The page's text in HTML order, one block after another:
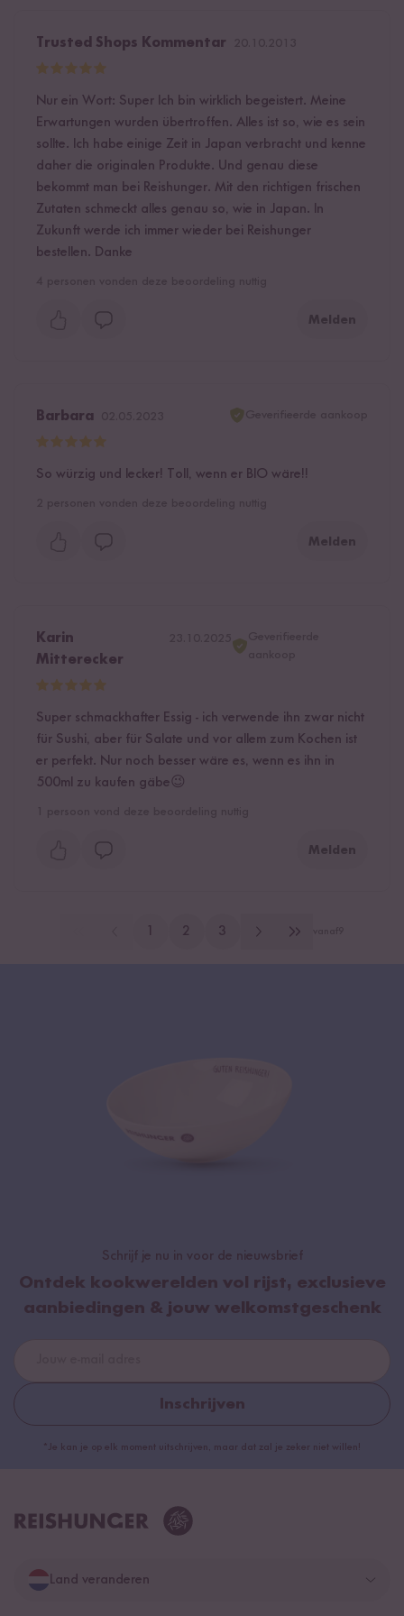
Trusted Shops Kommentar
Nur ein Wort: Super Ich bin wirklich begeistert. Meine
Erwartungen wurden übertroffen. Alles ist so, wie es sein
sollte. Ich habe einige Zeit in Japan verbracht und kenne
daher die originalen Produkte. Und genau diese
bekommt man bei Reishunger. Mit den richtigen frischen
Zutaten schmeckt alles genau so, wie in Japan. In
Zukunft werde ich immer wieder bei Reishunger
bestellen. Danke
Melden
Barbara
So würzig und lecker! Toll, wenn er BIO wäre!!
Melden
Karin
Mitterecker
Super schmackhafter Essig - ich verwende ihn zwar nicht
für Sushi, aber für Salate und vor allem zum Kochen ist
er perfekt. Nur noch besser wäre es, wenn es ihn in
500ml zu kaufen gäbe😉
Melden
2 3
Schrijf je nu in voor de nieuwsbrief
Ontdek kookwerelden vol rijst, exclusieve
aanbiedingen & jouw welkomstgeschenk
Inschrijven
*Je kan je op elk moment uitschrijven, maar dat zal je zeker niet willen!
Land veranderen